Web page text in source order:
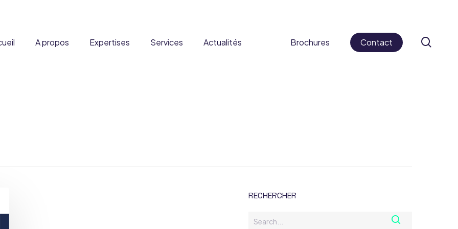
A propos Expertises
toxicologique
Reg&Co
Services
Nouveaux ingrédients
Médicaments
Actualités Brochures Contact
RECHERCHER